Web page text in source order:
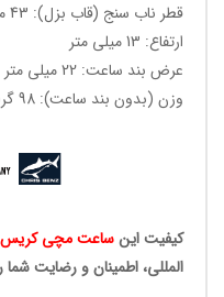
قطر ناب سنج (قاب بزل): 43 میلی متر
ارتفاع: 13 میلی متر
عرض بند ساعت: 22 میلی متر
وزن (بدون بند ساعت): 98 گرم
کیفیت اینساعت مچی کریس
المللی، اطمینان و رضایت